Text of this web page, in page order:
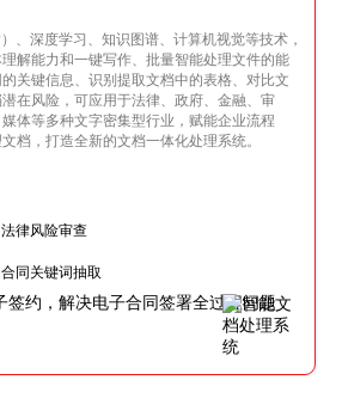
、深度学习、知识图谱、计算机视觉等技术，
解能力和一键写作、批量智能处理文件的能
关键信息、识别提取文档中的表格、对比文
在风险，可应用于法律、政府、金融、审
体等多种文字密集型行业，赋能企业流程
档，打造全新的文档一体化处理系统。
法律风险审查
合同关键词抽取
签约，解决电子合同签署全过程问题